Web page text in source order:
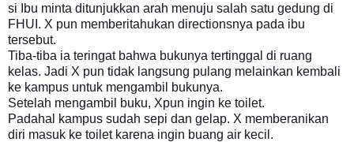
si Ibu minta ditunjukkan arah menuju salah satu gedung di
FHUI. X pun memberitahukan directionsnya pada ibu
tersebut.
Tiba-tiba ia teringat bahwa bukunya tertinggal di ruang
kelas. Jadi X pun tidak langsung pulang melainkan kembali
ke kampus untuk mengambil bukunya.
Setelah mengambil buku, Xpun ingin ke toilet.
Padahal kampus sudah sepi dan gelap. X memberanikan
diri masuk ke toilet karena ingin buang air kecil.